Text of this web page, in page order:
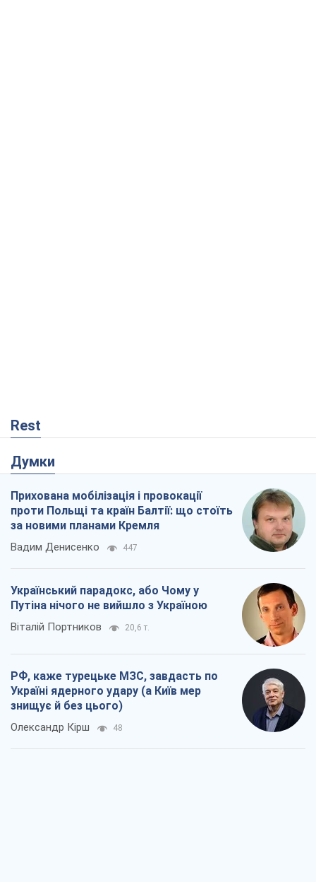
Rest
Думки
Прихована мобілізація і провокації
проти Польщі та країн Балтії: що стоїть
за новими планами Кремля
Вадим Денисенко 447
Український парадокс, або Чому у
Путіна нічого не вийшло з Україною
Віталій Портников 20,6 т.
РФ, каже турецьке МЗС, завдасть по
Україні ядерного удару (а Київ мер
знищує й без цього)
Олександр Кірш 48